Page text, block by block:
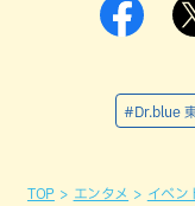
#Dr.blue
TOP エンタメ イベン